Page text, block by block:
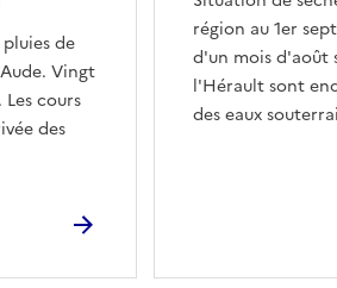
de
Vingt
cours
des
région au 1er
d'un mois d'août
l'Hérault sont
des eaux